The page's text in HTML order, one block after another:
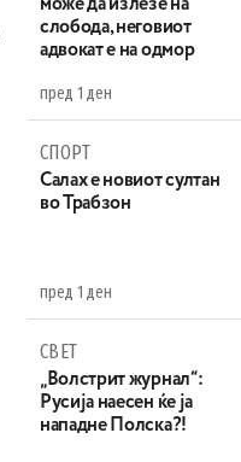
може да излезе на
слобода, неговиот
адвокат е на одмор
пред 1 ден
СПОРТ
Салах е новиот султан
во Трабзон
пред 1 ден
СВЕТ
„Волстрит журнал“:
Русија наесен ќе ја
нападне Полска?!